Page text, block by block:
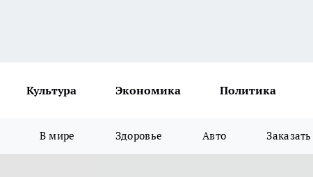
Культура Экономика Политика
В мире Здоровье Авто